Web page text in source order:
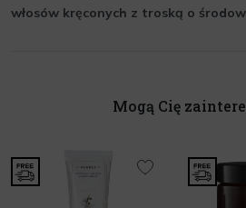
włosów kręconych z troską o
Mogą Cię